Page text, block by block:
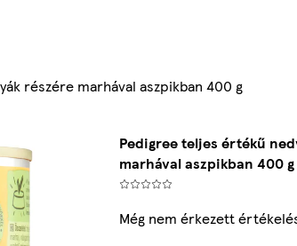
részére marhával aszpikban 400 g
Pedigree teljes értékű
marhával aszpikban 400 g
Még nem érkezett